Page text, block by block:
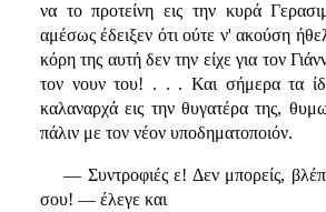
να το προτείνη εις την κυρά
αμέσως έδειξεν ότι ούτε ν' ακούση
κόρη της αυτή δεν την είχε για τον
τον νουν του! . . . Και σήμερα τα
καλαναρχά εις την θυγατέρα της,
πάλιν με τον νέον υποδηματοποιόν.
— Συντροφιές ε! Δεν μπορείς,
σου! — έλεγε και